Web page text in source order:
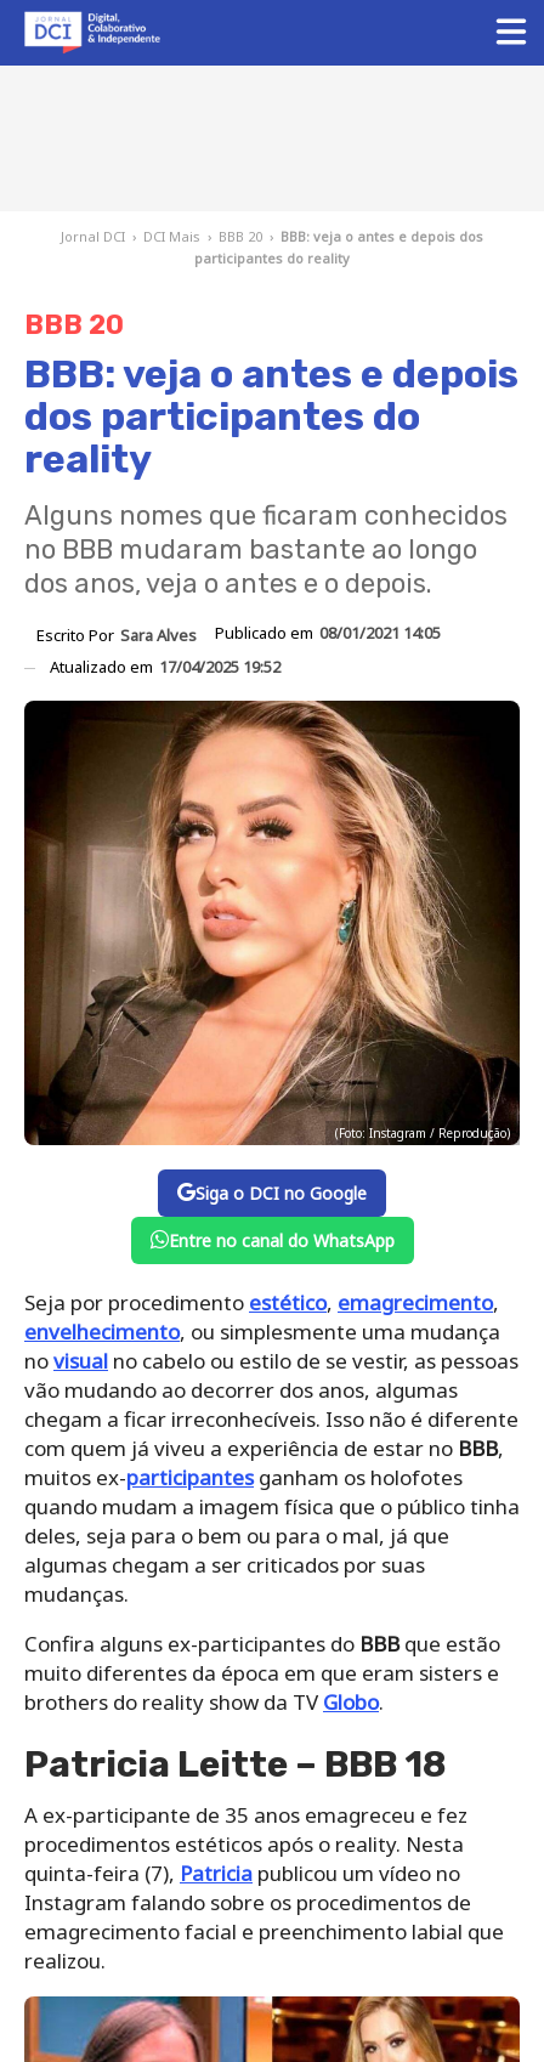
Jornal DCI › DCI Mais › BBB 20 › BBB: veja o antes e depois dos
participantes do reality
BBB 20
BBB: veja o antes e depois
dos participantes do
reality
Alguns nomes que ficaram conhecidos
no BBB mudaram bastante ao longo
dos anos, veja o antes e o depois.
Escrito Por Sara Alves Publicado em 08/01/2021 14:05
Atualizado em 17/04/2025 19:52
(Foto: Instagram / Reprodução)
Siga o DCI no Google
Entre no canal do WhatsApp
Seja por procedimento estético, emagrecimento,
envelhecimento, ou simplesmente uma mudança
novisual no cabelo ou estilo de se vestir, as pessoas
vão mudando ao decorrer dos anos, algumas
chegam a ficar irreconhecíveis. Isso não é diferente
com quem já viveu a experiência de estar no BBB,
muitos ex-participantesganham os holofotes
quando mudam a imagem física que o público tinha
deles, seja para o bem ou para o mal, já que
algumas chegam a ser criticados por suas
mudanças.
Confira alguns ex-participantes do BBBque estão
muito diferentes da época em que eram sisters e
brothers do reality show da TV Globo.
Patricia Leitte – BBB 18
A ex-participante de 35 anos emagreceu e fez
procedimentos estéticos após o reality. Nesta
quinta-feira (7), Patricia publicou um vídeo no
Instagram falando sobre os procedimentos de
emagrecimento facial e preenchimento labial que
realizou.